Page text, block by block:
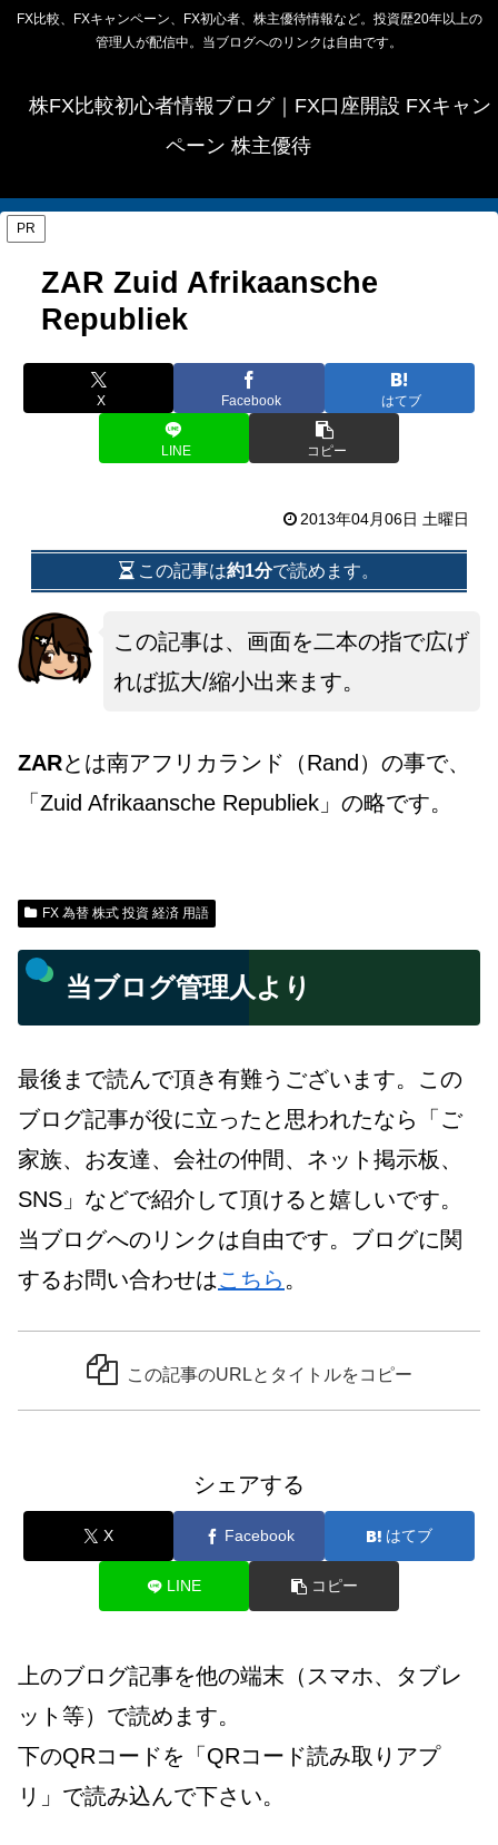
FX比較、FXキャンペーン、FX初心者、株主優待情報など。投資歴20年以上の
管理人が配信中。当ブログへのリンクは自由です。
株FX比較初心者情報ブログ｜FX口座開設 FXキャン
ペーン 株主優待
PR
ZAR Zuid Afrikaansche
Republiek
X Facebook はてブ
LINE コピー
2013年04月06日 土曜日
この記事は約1分で読めます。
この記事は、画面を二本の指で広げ
れば拡大/縮小出来ます。
ZARとは南アフリカランド（Rand）の事で、
「Zuid Afrikaansche Republiek」の略です。
FX 為替 株式 投資 経済 用語
当ブログ管理人より
最後まで読んで頂き有難うございます。この
ブログ記事が役に立ったと思われたなら「ご
家族、お友達、会社の仲間、ネット掲示板、
SNS」などで紹介して頂けると嬉しいです。
当ブログへのリンクは自由です。ブログに関
するお問い合わせはこちら 。
この記事のURLとタイトルをコピー
シェアする
X Facebook はてブ
LINE コピー
上のブログ記事を他の端末（スマホ、タブレ
ット等）で読めます。
下のQRコードを「QRコード読み取りアプ
リ」で読み込んで下さい。